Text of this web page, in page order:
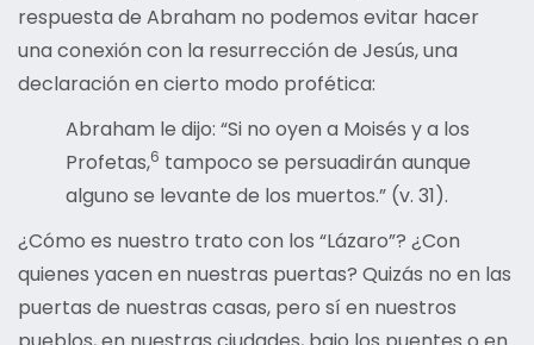
respuesta de Abraham no podemos evitar hacer
una conexión con la resurrección de Jesús, una
declaración en cierto modo profética:
Abraham le dijo: “Si no oyen a Moisés y a los
Profetas,6 tampoco se persuadirán aunque
alguno se levante de los muertos.” (v. 31).
¿Cómo es nuestro trato con los “Lázaro”? ¿Con
quienes yacen en nuestras puertas? Quizás no en las
puertas de nuestras casas, pero sí en nuestros